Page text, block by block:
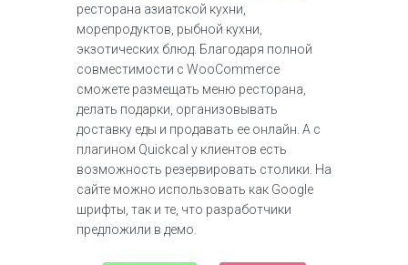
ресторана азиатской кухни,
морепродуктов, рыбной кухни,
экзотических блюд. Благодаря полной
совместимости с WooCommerce
сможете размещать меню ресторана,
делать подарки, организовывать
доставку еды и продавать ее онлайн. А с
плагином Quickcal у клиентов есть
возможность резервировать столики. На
сайте можно использовать как Google
шрифты, так и те, что разработчики
предложили в демо.